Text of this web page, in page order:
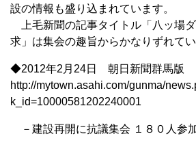
設の情報も盛り込まれています。
上毛新聞の記事タイトル「八ッ場
求」は集会の趣旨からかなりずれてい
◆2012年2月24日 朝日新聞群馬版
http://mytown.asahi.com/gunma/
k_id=10000581202240001
－建設再開に抗議集会 １８０人参